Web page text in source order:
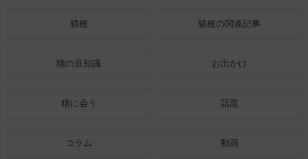
猫種 猫種の関連記事
猫の豆知識 お出かけ
猫に会う 話題
コラム 動画